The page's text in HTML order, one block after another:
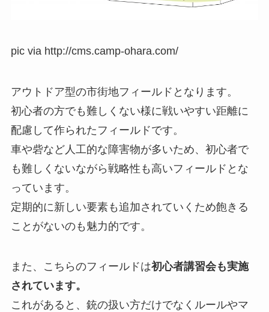
pic via http://cms.camp-ohara.com/
アウトドア型の市街地フィールドとなります。
初心者の方でも難しくない様に戦いやすい距離に
配慮して作られたフィールドです。
車や砦など人工的な障害物が多いため、初心者で
も難しくないながら戦略性も高いフィールドとな
っています。
定期的に新しい要素も追加されていくため飽きる
ことがないのも魅力的です。
また、こちらのフィールドは初心者講習会も実施
されています。
これがあると、銃の扱い方だけでなくルールやマ